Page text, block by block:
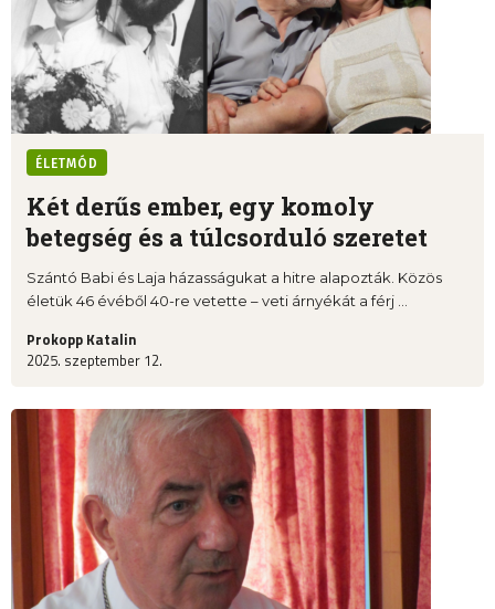
ÉLETMÓD
Két derűs ember, egy komoly
betegség és a túlcsorduló szeretet
Szántó Babi és Laja házasságukat a hitre alapozták. Közös
életük 46 évéből 40-re vetette – veti árnyékát a férj ...
Prokopp Katalin
2025. szeptember 12.